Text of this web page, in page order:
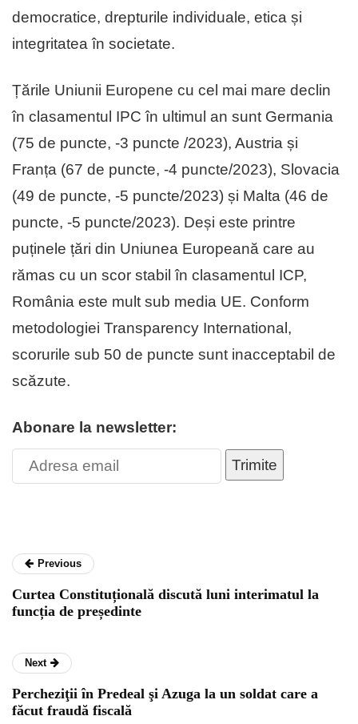
democratice, drepturile individuale, etica și
integritatea în societate.
Țările Uniunii Europene cu cel mai mare declin
în clasamentul IPC în ultimul an sunt Germania
(75 de puncte, -3 puncte /2023), Austria și
Franța (67 de puncte, -4 puncte/2023), Slovacia
(49 de puncte, -5 puncte/2023) și Malta (46 de
puncte, -5 puncte/2023). Deși este printre
puținele țări din Uniunea Europeană care au
rămas cu un scor stabil în clasamentul ICP,
România este mult sub media UE. Conform
metodologiei Transparency International,
scorurile sub 50 de puncte sunt inacceptabil de
scăzute.
Abonare la newsletter:
Trimite
Previous
Curtea Constituțională discută luni interimatul la
funcția de președinte
Next
Percheziţii în Predeal şi Azuga la un soldat care a
făcut fraudă fiscală